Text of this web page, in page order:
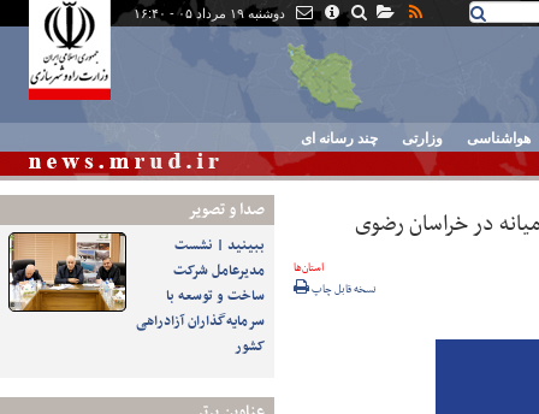
دوشنبه ۱۹ مرداد ۰۵ - ۱۶:۴۰
هواشناسی وزارتی چند رسانه ای
صدا و تصوير
ببینید | نشست
مدیرعامل شرکت
ساخت و توسعه با
سرمایه‌گذاران آزادراهی
کشور
در خراسان رضوی
استان‌ها
نسخه قابل چاپ